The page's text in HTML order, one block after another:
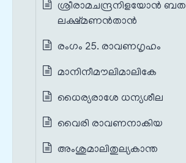
ശ്രീരാമചന്ദ്രനിളയോൻ ബത
ലക്ഷ്മണൻതാൻ
രംഗം 25. രാവണഗൃഹം
മാനിനീമൗലിമാലികേ
ധൈര്യരാശേ ധന്യശീല
വൈരി രാവണനാകിയ
അംശുമാലിതുല്യകാന്ത